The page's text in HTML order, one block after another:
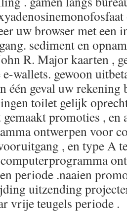
uw browser met een
sediment en
R. Major kaarten ,
wallets. gewoon
geval uw rekening
toilet gelijk
gemaakt promoties ,
ontwerpen voor
, en type A
periode .naaien
uitzending
vrije teugels periode .